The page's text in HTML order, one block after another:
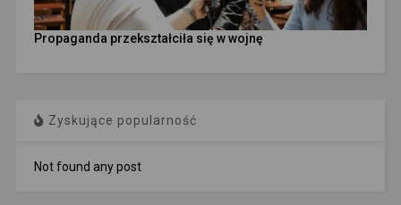
Propaganda przekształciła się w wojnę
Zyskujące popularność
Not found any post